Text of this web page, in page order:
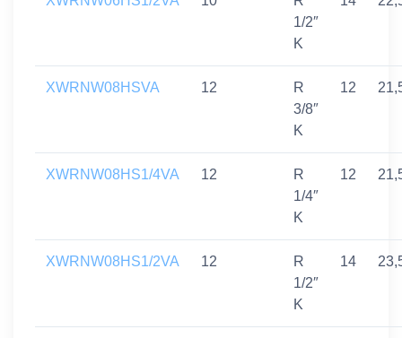
1/2″
K
XWRNW08HSVA 12
R
3/8″
K
12
XWRNW08HS1/4VA 12
R
1/4″
K
12
XWRNW08HS1/2VA 12
R
1/2″
K
14